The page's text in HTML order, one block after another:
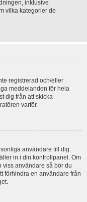
inklusive
vilka kategorier de
registrerad och/eller
meddelanden för hela
dig från att skicka
varför.
användare till dig
in i din kontrollpanel. Om
användare så bör du
förhindra en användare från